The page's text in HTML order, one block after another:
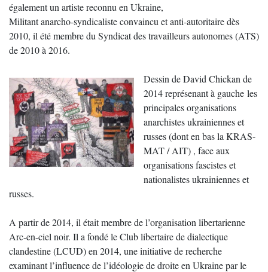
également un artiste reconnu en Ukraine,
Militant anarcho-syndicaliste convaincu et anti-autoritaire dès
2010, il été membre du Syndicat des travailleurs autonomes (ATS)
de 2010 à 2016.
Dessin de David Chickan de
2014 représenant à gauche les
principales organisations
anarchistes ukrainiennes et
russes (dont en bas la KRAS-
MAT / AIT) , face aux
organisations fascistes et
nationalistes ukrainiennes et
russes.
A partir de 2014, il était membre de l’organisation libertarienne
Arc-en-ciel noir. Il a fondé le Club libertaire de dialectique
clandestine (LCUD) en 2014, une initiative de recherche
examinant l’influence de l’idéologie de droite en Ukraine par le